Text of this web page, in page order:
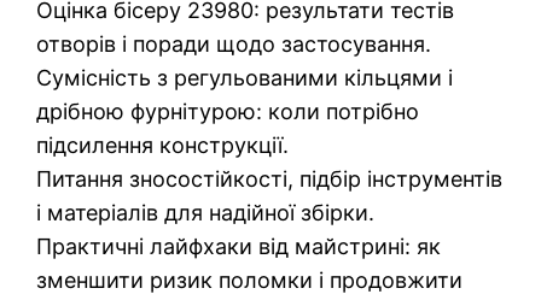
Оцінка бісеру 23980: результати тестів
отворів і поради щодо застосування.
Сумісність з регульованими кільцями і
дрібною фурнітурою: коли потрібно
підсилення конструкції.
Питання зносостійкості, підбір інструментів
і матеріалів для надійної збірки.
Практичні лайфхаки від майстрині: як
зменшити ризик поломки і продовжити